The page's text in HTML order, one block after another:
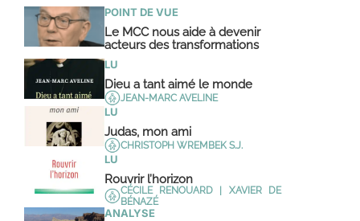
POINT DE VUE
Le MCC nous aide à devenir
acteurs des transformations
LU
Dieu a tant aimé le monde
JEAN-MARC AVELINE
LU
Judas, mon ami
CHRISTOPH WREMBEK S.J.
LU
Rouvrir l’horizon
CÉCILE RENOUARD | XAVIER DE
BÉNAZÉ
ANALYSE